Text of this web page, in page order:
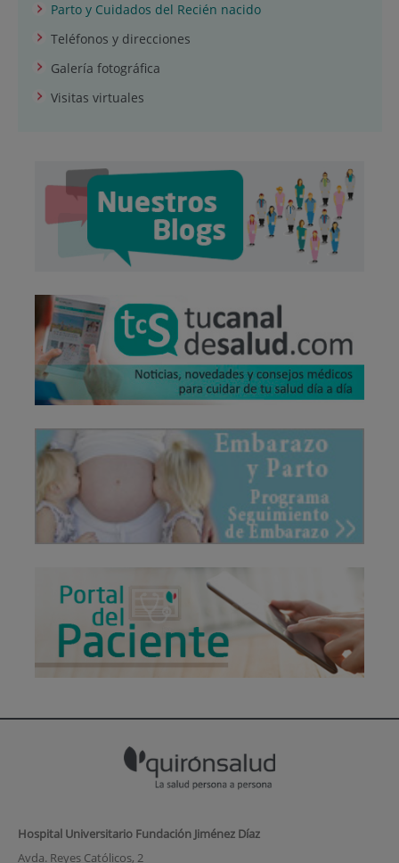
Parto y Cuidados del Recién nacido
Teléfonos y direcciones
Galería fotográfica
Visitas virtuales
Hospital Universitario Fundación Jiménez Díaz
Avda. Reyes Católicos, 2